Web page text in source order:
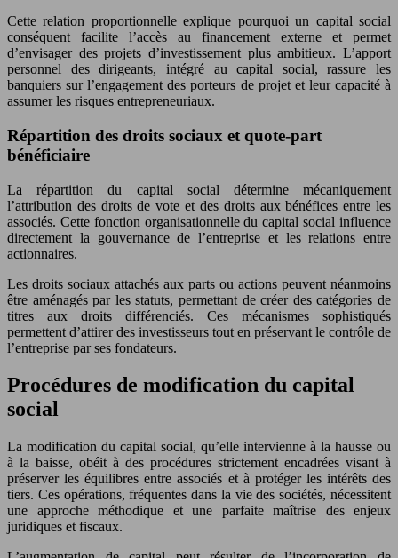
Cette relation proportionnelle explique pourquoi un capital social
conséquent facilite l’accès au financement externe et permet
d’envisager des projets d’investissement plus ambitieux. L’apport
personnel des dirigeants, intégré au capital social, rassure les
banquiers sur l’engagement des porteurs de projet et leur capacité à
assumer les risques entrepreneuriaux.
Répartition des droits sociaux et quote-part
bénéficiaire
La répartition du capital social détermine mécaniquement
l’attribution des droits de vote et des droits aux bénéfices entre les
associés. Cette fonction organisationnelle du capital social influence
directement la gouvernance de l’entreprise et les relations entre
actionnaires.
Les droits sociaux attachés aux parts ou actions peuvent néanmoins
être aménagés par les statuts, permettant de créer des catégories de
titres aux droits différenciés. Ces mécanismes sophistiqués
permettent d’attirer des investisseurs tout en préservant le contrôle de
l’entreprise par ses fondateurs.
Procédures de modification du capital
social
La modification du capital social, qu’elle intervienne à la hausse ou
à la baisse, obéit à des procédures strictement encadrées visant à
préserver les équilibres entre associés et à protéger les intérêts des
tiers. Ces opérations, fréquentes dans la vie des sociétés, nécessitent
une approche méthodique et une parfaite maîtrise des enjeux
juridiques et fiscaux.